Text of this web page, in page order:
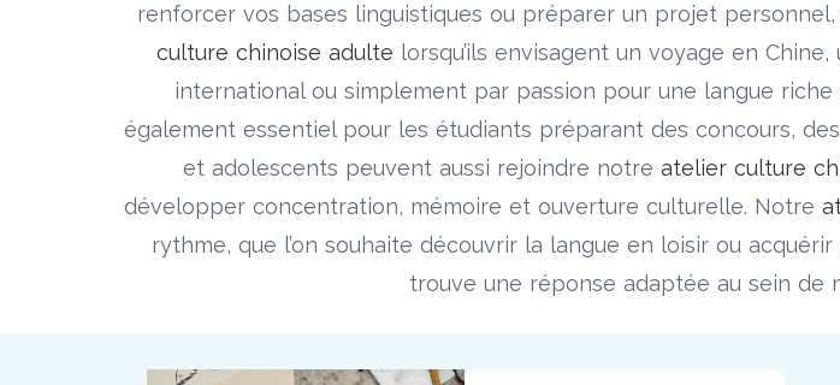
renforcer vos bases linguistiques ou préparer un projet
culture chinoise adulte lorsqu’ils envisagent un voyage en
international ou simplement par passion pour une langue
également essentiel pour les étudiants préparant des concours,
et adolescents peuvent aussi rejoindre notre atelier culture
développer concentration, mémoire et ouverture culturelle. Notre
rythme, que l’on souhaite découvrir la langue en loisir ou
trouve une réponse adaptée au sein de